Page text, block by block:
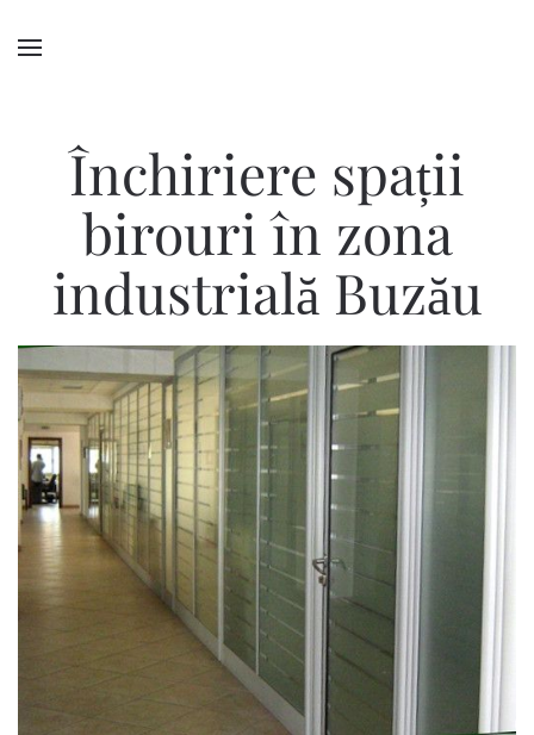
Închiriere spații
birouri în zona
industrială Buzău